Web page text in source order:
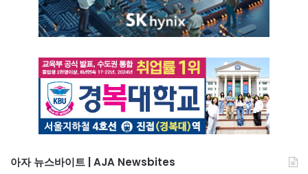
아자 뉴스바이트 | AJA Newsbites